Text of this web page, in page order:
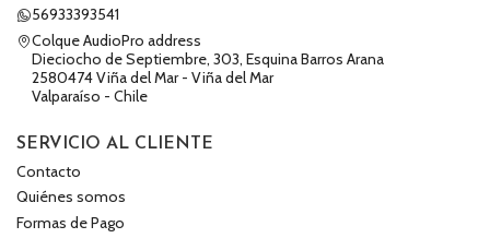
56933393541
Colque AudioPro address
Dieciocho de Septiembre, 303, Esquina Barros Arana
2580474 Viña del Mar - Viña del Mar
Valparaíso - Chile
SERVICIO AL CLIENTE
Contacto
Quiénes somos
Formas de Pago